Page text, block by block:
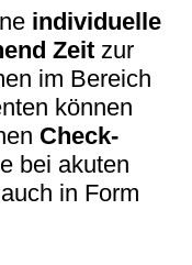
individuelle
Zeitzur
im Bereich
können
Check-
bei akuten
in Form